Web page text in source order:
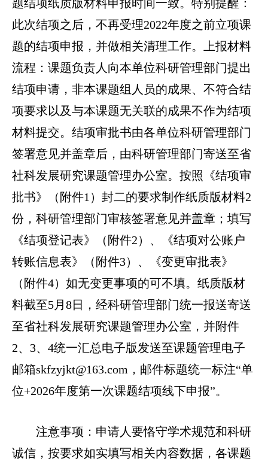
题结项纸质版材料申报时间一致。特别提醒：
此次结项之后，不再受理2022年度之前立项课
题的结项申报，并做相关清理工作。上报材料
流程：课题负责人向本单位科研管理部门提出
结项申请，非本课题组人员的成果、不符合结
项要求以及与本课题无关联的成果不作为结项
材料提交。结项审批书由各单位科研管理部门
签署意见并盖章后，由科研管理部门寄送至省
社科发展研究课题管理办公室。按照《结项审
批书》（附件1）封二的要求制作纸质版材料2
份，科研管理部门审核签署意见并盖章；填写
《结项登记表》（附件2）、《结项对公账户
转账信息表》（附件3）、《变更审批表》
（附件4）如无变更事项的可不填。纸质版材
料截至5月8日，经科研管理部门统一报送寄送
至省社科发展研究课题管理办公室，并附件
2、3、4统一汇总电子版发送至课题管理电子
邮箱skfzyjkt@163.com，邮件标题统一标注“单
位+2026年度第一次课题结项线下申报”。
注意事项：申请人要恪守学术规范和科研
诚信，按要求如实填写相关内容数据，各课题